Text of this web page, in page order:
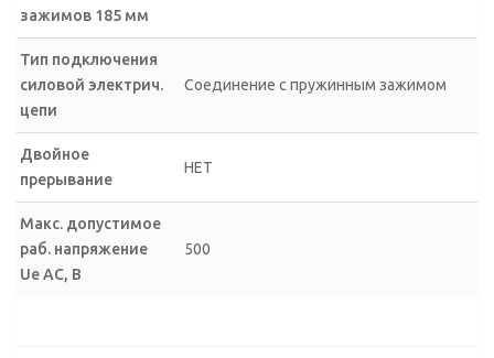
зажимов 185 мм
Тип подключения
силовой электрич.
цепи
Соединение с пружинным зажимом
Двойное
прерывание
НЕТ
Макс. допустимое
раб. напряжение
Ue AC, В
500